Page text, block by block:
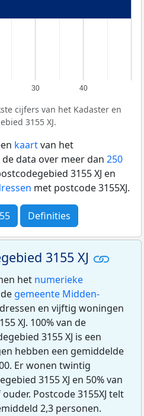
30 40
cijfers van het Kadaster en
3155 XJ.
kaartvan het
de data over meer dan 250
3155 XJ en
met postcode 3155XJ.
Definities
3155 XJ
het numerieke
gemeente Midden-
en vijftig woningen
XJ. 100% van de
3155 XJ is een
hebben een gemiddelde
Er wonen twintig
3155 XJ en 50% van
Postcode 3155XJ telt
2,3 personen.